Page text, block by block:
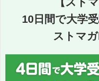
10日間で大学
ストマ